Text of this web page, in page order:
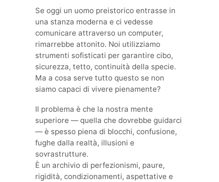
Se oggi un uomo preistorico entrasse in
una stanza moderna e ci vedesse
comunicare attraverso un computer,
rimarrebbe attonito. Noi utilizziamo
strumenti sofisticati per garantire cibo,
sicurezza, tetto, continuità della specie.
Ma a cosa serve tutto questo se non
siamo capaci di vivere pienamente?
Il problema è che la nostra mente
superiore — quella che dovrebbe guidarci
— è spesso piena di blocchi, confusione,
fughe dalla realtà, illusioni e
sovrastrutture.
È un archivio di perfezionismi, paure,
rigidità, condizionamenti, aspettative e